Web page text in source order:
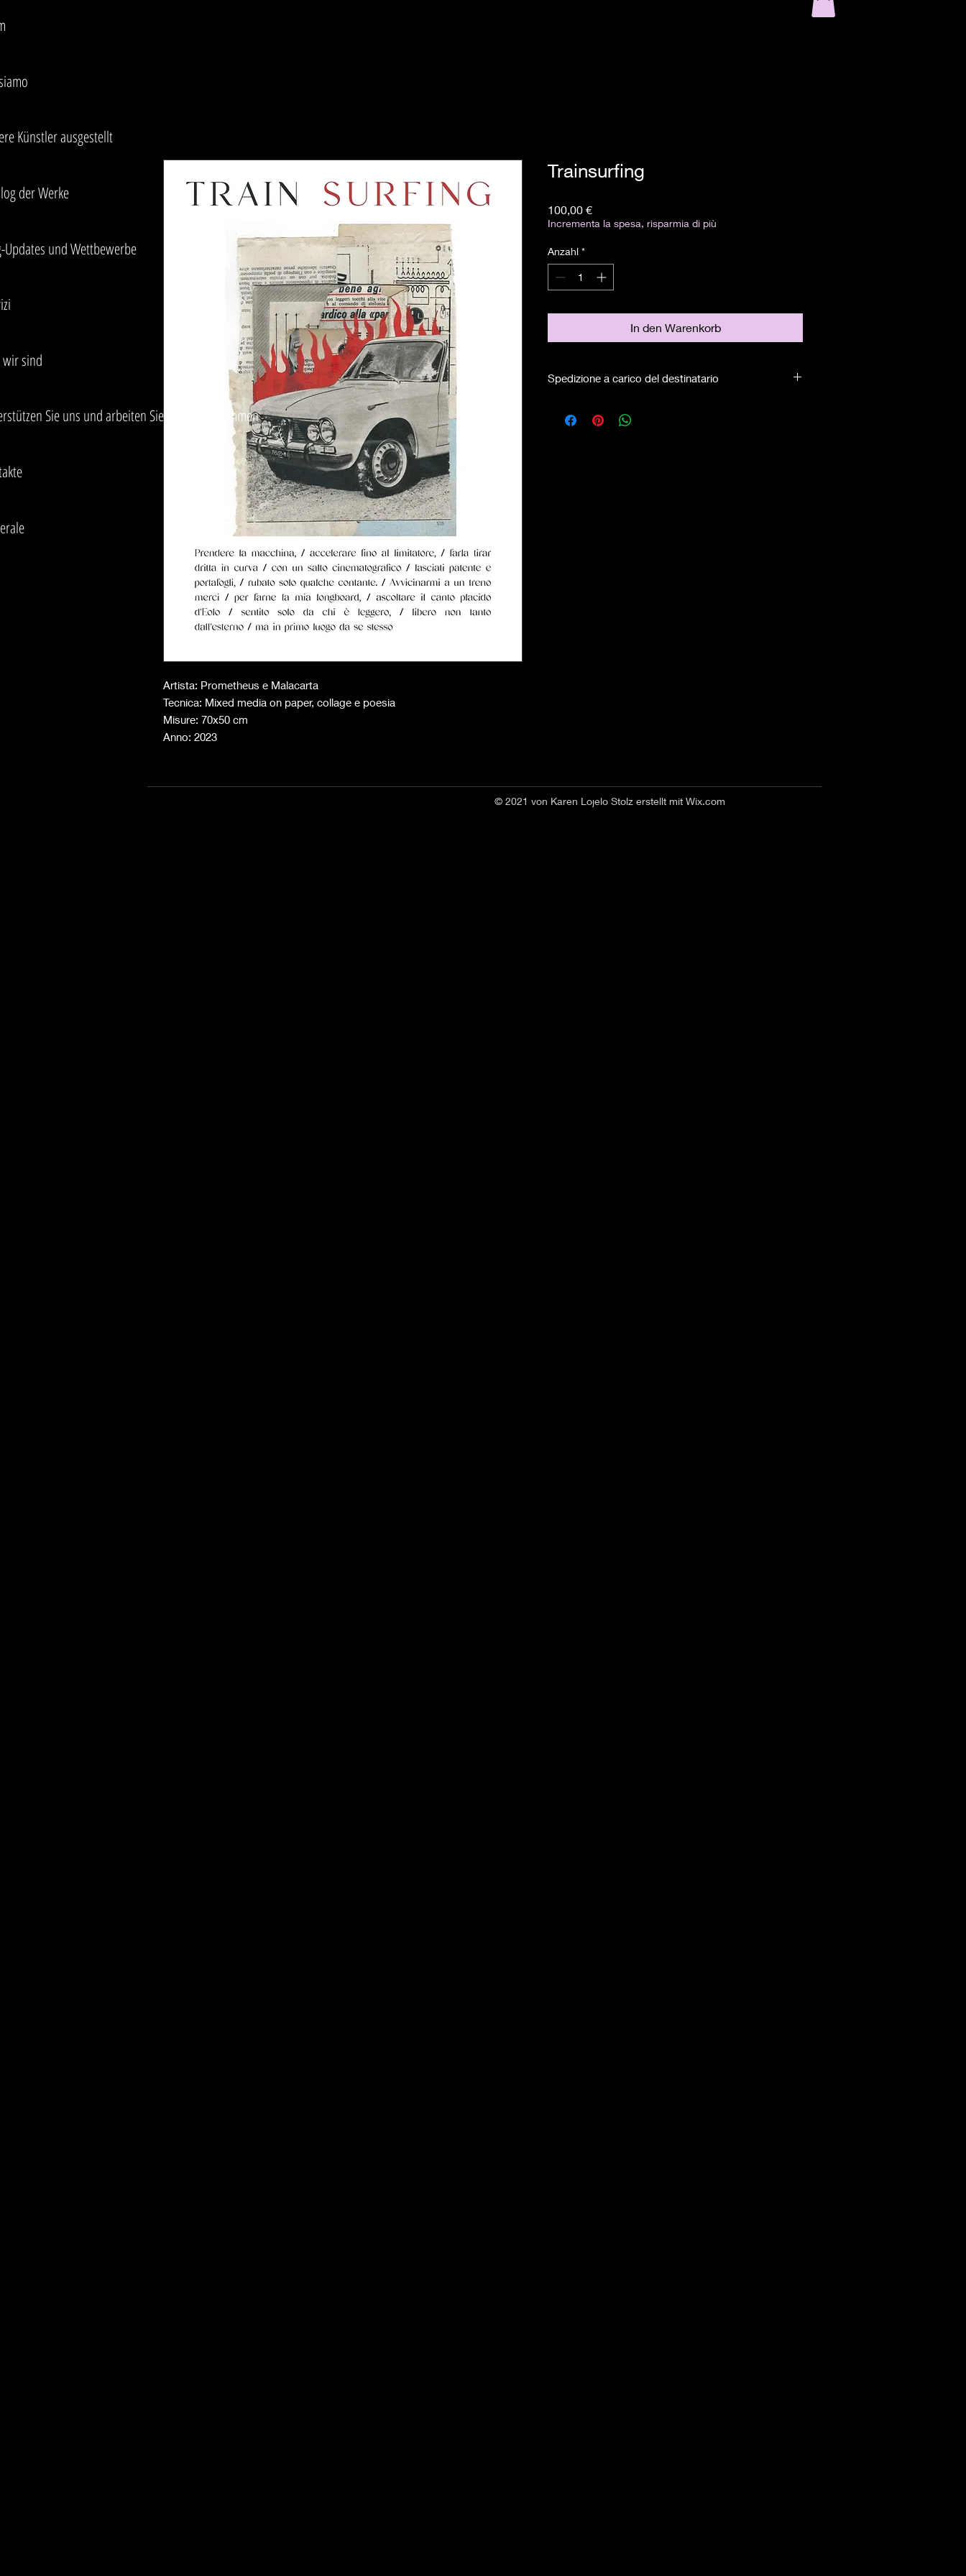
Artista: Prometheus e Malacarta
Tecnica: Mixed media on paper, collage e poesia
Misure: 70x50 cm
Anno: 2023
Trainsurfing
100,00 €Preis
Incrementa la spesa, risparmia di più
Anzahl *
In den Warenkorb
Spedizione a carico del destinatario
Künstler ausgestellt
der Werke
Updates und Wettbewerbe
sind
Sie uns und arbeiten Sie mit uns zusammen
© 2021 von Karen Lojelo Stolz erstellt mit Wix.com